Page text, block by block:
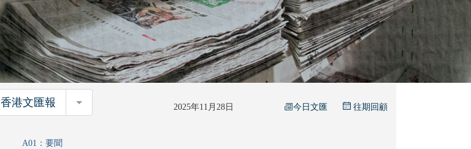
香港文匯報 香港文匯報 2025年11月28日 今日文匯 往期回顧
A01：要聞